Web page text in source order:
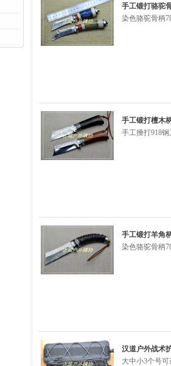
手工锻打骆驼
染色骆驼骨柄
手工锻打檀木
手工捶打918钢
手工锻打羊角
染色骆驼骨柄
汉道户外战术
大中小3个号可